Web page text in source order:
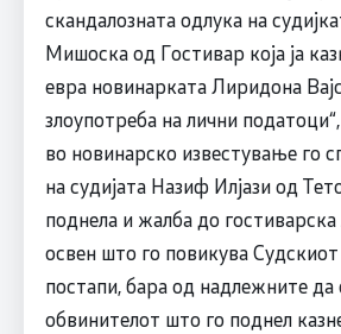
скандалозната одлука на
Мишоска од Гостивар која ја
евра новинарката Лиридона
злоупотреба на лични
во новинарско известување го
на судијата Назиф Илјази од
поднела и жалба до гостиварска
освен што го повикува
постапи, бара од надлежните да
обвинителот што го поднел